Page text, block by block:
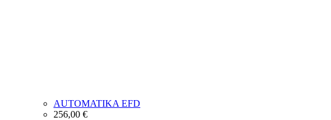
AUTOMATIKA EFD
256,00 €